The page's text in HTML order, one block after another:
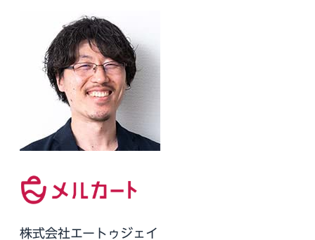
株式会社エートゥジェイ